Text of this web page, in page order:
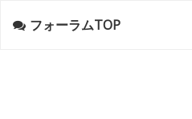
フォーラムTOP